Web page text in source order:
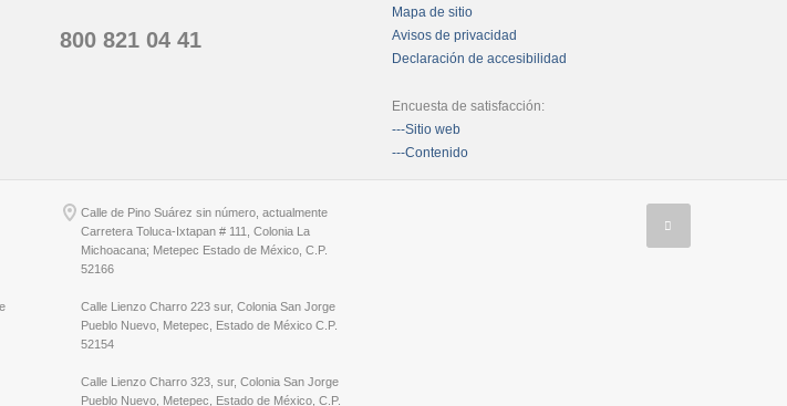
800 821 04 41
Mapa de sitio
Avisos de privacidad
Declaración de accesibilidad
Encuesta de satisfacción:
---Sitio web
---Contenido
Calle de Pino Suárez sin número, actualmente
Carretera Toluca-Ixtapan # 111, Colonia La
Michoacana; Metepec Estado de México, C.P.
52166
Calle Lienzo Charro 223 sur, Colonia San Jorge
Pueblo Nuevo, Metepec, Estado de México C.P.
52154
Calle Lienzo Charro 323, sur, Colonia San Jorge
Pueblo Nuevo, Metepec, Estado de México, C.P.